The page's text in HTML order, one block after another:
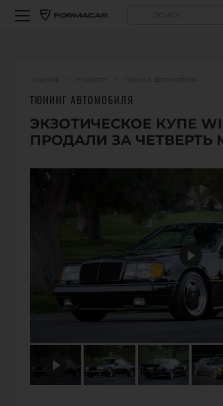
Главная Новости Тюнинг автомобиля
ТЮНИНГ АВТОМОБИЛЯ
ЭКЗОТИЧЕСКОЕ КУПЕ
ПРОДАЛИ ЗА